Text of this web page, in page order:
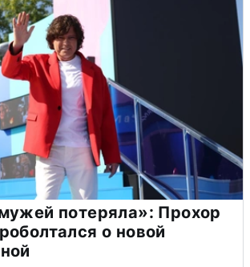
потеряла»: Прохор
о новой